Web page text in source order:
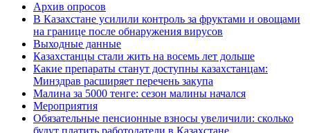
Архив опросов
В Казахстане усилили контроль за фруктами и овощами
на границе после обнаружения вирусов
Выходные данные
Казахстанцы стали жить на восемь лет дольше
Какие препараты станут доступны казахстанцам:
Минздрав расширяет перечень закупа
Малина за 5000 тенге: сезон малины начался
Мероприятия
Обязательные пенсионные взносы увеличили: сколько